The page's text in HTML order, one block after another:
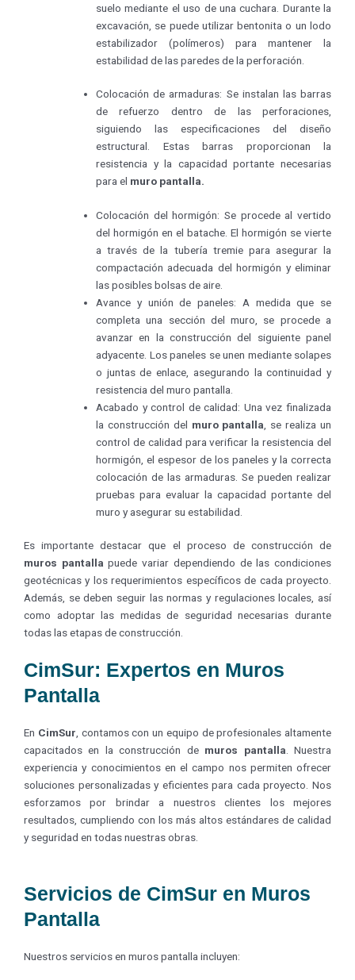
suelo mediante el uso de una cuchara. Durante la
excavación, se puede utilizar bentonita o un lodo
estabilizador (polímeros) para mantener la
estabilidad de las paredes de la perforación.
Colocación de armaduras: Se instalan las barras
de refuerzo dentro de las perforaciones,
siguiendo las especificaciones del diseño
estructural. Estas barras proporcionan la
resistencia y la capacidad portante necesarias
para el muro pantalla.
Colocación del hormigón: Se procede al vertido
del hormigón en el batache. El hormigón se vierte
a través de la tubería tremie para asegurar la
compactación adecuada del hormigón y eliminar
las posibles bolsas de aire.
Avance y unión de paneles: A medida que se
completa una sección del muro, se procede a
avanzar en la construcción del siguiente panel
adyacente. Los paneles se unen mediante solapes
o juntas de enlace, asegurando la continuidad y
resistencia del muro pantalla.
Acabado y control de calidad: Una vez finalizada
la construcción del muro pantalla , se realiza un
control de calidad para verificar la resistencia del
hormigón, el espesor de los paneles y la correcta
colocación de las armaduras. Se pueden realizar
pruebas para evaluar la capacidad portante del
muro y asegurar su estabilidad.
Es importante destacar que el proceso de construcción de
muros pantalla puede variar dependiendo de las condiciones
geotécnicas y los requerimientos específicos de cada proyecto.
Además, se deben seguir las normas y regulaciones locales, así
como adoptar las medidas de seguridad necesarias durante
todas las etapas de construcción.
CimSur: Expertos en Muros
Pantalla
En CimSur, contamos con un equipo de profesionales altamente
capacitados en la construcción de muros pantalla. Nuestra
experiencia y conocimientos en el campo nos permiten ofrecer
soluciones personalizadas y eficientes para cada proyecto. Nos
esforzamos por brindar a nuestros clientes los mejores
resultados, cumpliendo con los más altos estándares de calidad
y seguridad en todas nuestras obras.
Servicios de CimSur en Muros
Pantalla
Nuestros servicios en muros pantalla incluyen: